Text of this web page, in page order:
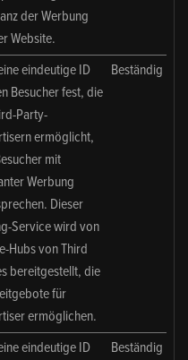
der Werbung
Website.
eindeutige ID
Besucher fest, die
Party-
ermöglicht,
mit
Werbung
Dieser
Service wird von
Hubs von Third
bereitgestellt, die
für
ermöglichen.
Beständig
eindeutige ID
Beständig